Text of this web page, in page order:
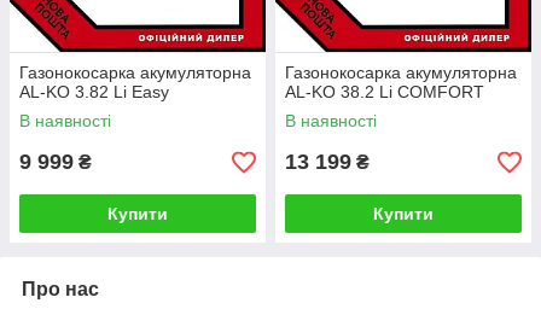
Газонокосарка акумуляторна
AL-KO 3.82 Li Easy
В наявності
9 999 ₴
Купити
Газонокосарка акумуляторна
AL-KO 38.2 Li COMFORT
В наявності
13 199 ₴
Купити
Про нас